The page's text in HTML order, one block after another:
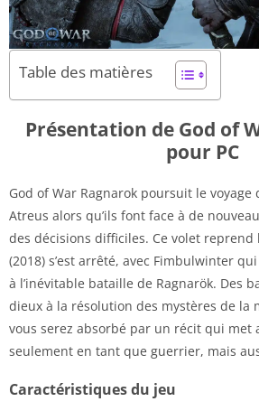
Table des matières
Présentation de God of
pour PC
God of War Ragnarok poursuit le voyage
Atreus alors qu’ils font face à de
des décisions difficiles. Ce volet reprend
(2018) s’est arrêté, avec Fimbulwinter
à l’inévitable bataille de Ragnarök. Des
dieux à la résolution des mystères de la
vous serez absorbé par un récit qui met
seulement en tant que guerrier, mais
Caractéristiques du jeu